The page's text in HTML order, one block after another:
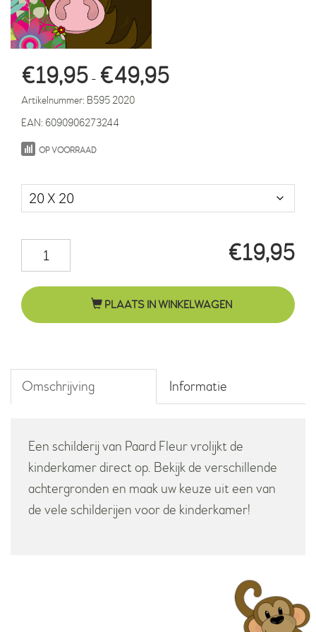
€19,95 - €49,95
Artikelnummer: B595 2020
EAN: 6090906273244
OP VOORRAAD
€19,95
Fleur
bloemen
roze
PLAATS IN WINKELWAGEN
Omschrijving Informatie
Een schilderij van Paard Fleur vrolijkt de
kinderkamer direct op. Bekijk de verschillende
achtergronden en maak uw keuze uit een van
de vele schilderijen voor de kinderkamer!